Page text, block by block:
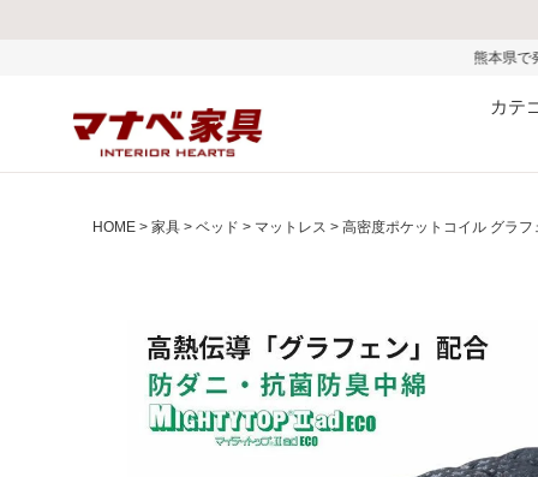
熊本県で発生した地震およびお
カテ
HOME 家具 ベッド マットレス 高密度ポケットコイル グラ